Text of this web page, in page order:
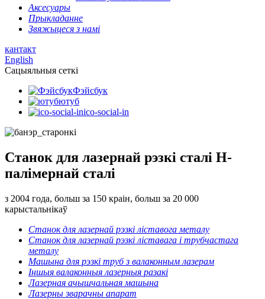
Аксесуары
Прыкладанне
Звяжыцеся з намі
кантакт
English
Сацыяльныя сеткі
Фэйсбук
ютуб
ico-social-in
Станок для лазернай рэзкі сталі H-
палімернай сталі
з 2004 года, больш за 150 краін, больш за 20 000
карыстальнікаў
Станок для лазернай рэзкі ліставога металу
Станок для лазернай рэзкі ліставага і трубчастага
металу
Машына для рэзкі труб з валаконным лазерам
Іншыя валаконныя лазерныя разакі
Лазерная ачышчальная машына
Лазерны зварачны апарат